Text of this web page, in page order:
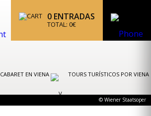
0 ENTRADAS
TOTAL: 0€
CABARET EN VIENA TOURS TURÍSTICOS POR VIENA
© Wiener Staatsoper